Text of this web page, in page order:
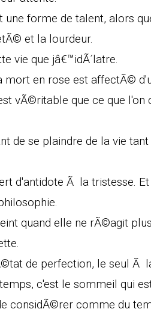
une forme de talent, alors
et la lourdeur.
vie que jâ€™idÃ´latre.
mort en rose est affectÃ©
vÃ©ritable que ce que l'on
de se plaindre de la vie
d'antidote Ã la tristesse.
quand elle ne rÃ©agit
de perfection, le seul Ã
c'est le sommeil qui
considÃ©rer comme du